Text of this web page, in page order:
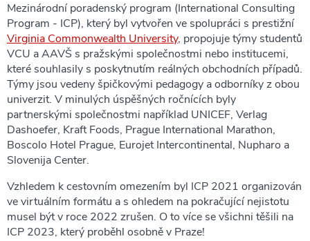
Mezinárodní poradenský program (International Consulting
Program - ICP), který byl vytvořen ve spolupráci s prestižní
Virginia Commonwealth University, propojuje týmy studentů
VCU a AAVŠ s pražskými společnostmi nebo institucemi,
které souhlasily s poskytnutím reálných obchodních případů.
Týmy jsou vedeny špičkovými pedagogy a odborníky z obou
univerzit. V minulých úspěšných ročnících byly
partnerskými společnostmi například UNICEF, Verlag
Dashoefer, Kraft Foods, Prague International Marathon,
Boscolo Hotel Prague, Eurojet Intercontinental, Nupharo a
Slovenija Center.
Vzhledem k cestovním omezením byl ICP 2021 organizován
ve virtuálním formátu a s ohledem na pokračující nejistotu
musel být v roce 2022 zrušen. O to více se všichni těšili na
ICP 2023, který proběhl osobně v Praze!